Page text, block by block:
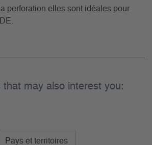
perforation elles sont idéales pour
that may also interest you:
Pays et territoires